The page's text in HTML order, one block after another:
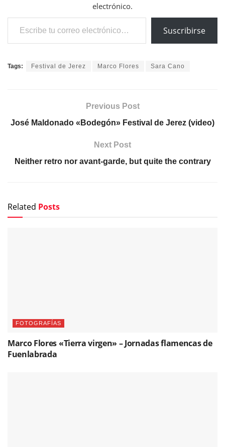
electrónico.
Escribe tu correo electrónico…
Suscribirse
Tags: Festival de Jerez Marco Flores Sara Cano
Previous Post
José Maldonado «Bodegón» Festival de Jerez (video)
Next Post
Neither retro nor avant-garde, but quite the contrary
Related Posts
FOTOGRAFÍAS
Marco Flores «Tierra virgen» – Jornadas flamencas de
Fuenlabrada